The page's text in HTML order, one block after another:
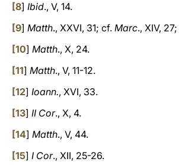
[8] Ibid., V, 14.
[9] Matth., XXVI, 31; cf. Marc., XIV, 27;
[10] Matth., X, 24.
[11] Matth., V, 11-12.
[12] Ioann., XVI, 33.
[13] II Cor., X, 4.
[14] Matth., V, 44.
[15] I Cor., XII, 25-26.